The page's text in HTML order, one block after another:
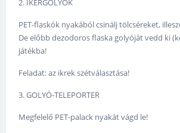
2. IKERGOLYÓK
PET-flaskók nyakából csinálj tölcséreket,
De előbb dezodoros flaska golyóját vedd ki
játékba!
Feladat: az ikrek szétválasztása!
3. GOLYÓ-TELEPORTER
Megfelelő PET-palack nyakát vágd le!